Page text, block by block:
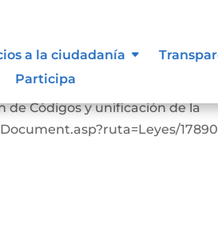
a la ciudadanía
Participa
juriscol.gov.co/
de Códigos y unificación de la